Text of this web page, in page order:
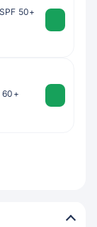
50+
60+